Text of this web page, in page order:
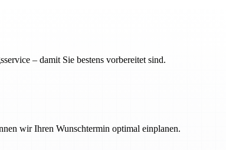
– damit Sie bestens vorbereitet sind.
wir Ihren Wunschtermin optimal einplanen.